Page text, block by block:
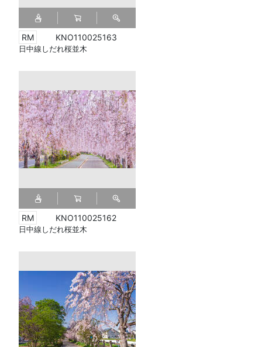
KNO110025163
日中線しだれ桜並木
KNO110025162
日中線しだれ桜並木